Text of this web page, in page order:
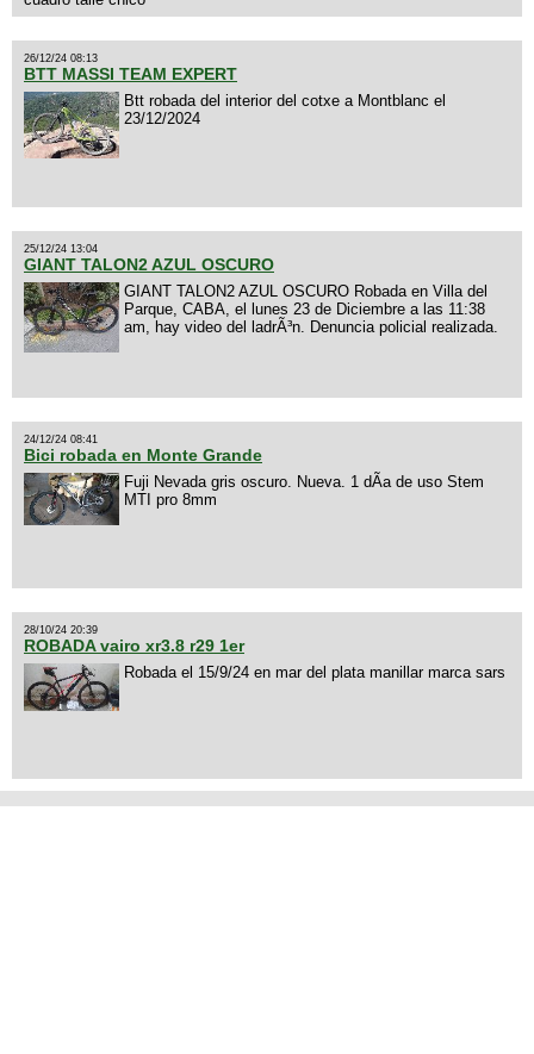
26/12/24 08:13
BTT MASSI TEAM EXPERT
Btt robada del interior del cotxe a Montblanc el
23/12/2024
25/12/24 13:04
GIANT TALON2 AZUL OSCURO
GIANT TALON2 AZUL OSCURO Robada en Villa del
Parque, CABA, el lunes 23 de Diciembre a las 11:38
am, hay video del ladrÃ³n. Denuncia policial realizada.
24/12/24 08:41
Bici robada en Monte Grande
Fuji Nevada gris oscuro. Nueva. 1 dÃ­a de uso Stem
MTI pro 8mm
28/10/24 20:39
ROBADA vairo xr3.8 r29 1er
Robada el 15/9/24 en mar del plata manillar marca sars